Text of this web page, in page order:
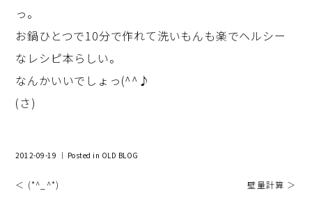
っ。
お鍋ひとつで10分で作れて洗いもんも楽でヘルシー
なレシピ本らしい。
なんかいいでしょっ(^^♪
(さ)
2012-09-19 ｜ Posted in OLD BLOG
＜ (*^_^*) 壁量計算 ＞